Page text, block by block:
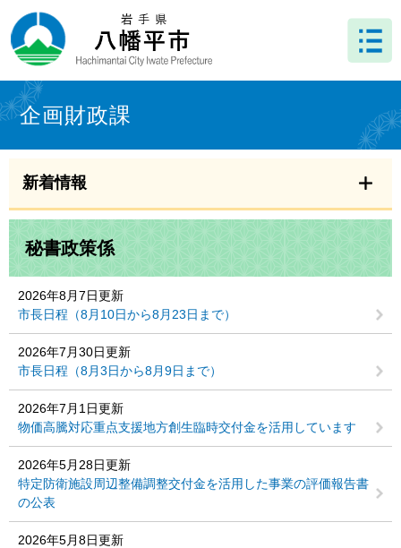
ー
ジ
先
頭
で
ニ
ュ
を
飛
ば
文 企画財政課
新着情報
秘書政策係
2026年8月7日更新
市長日程（8月10日から8月23日まで）
2026年7月30日更新
市長日程（8月3日から8月9日まで）
2026年7月1日更新
物価高騰対応重点支援地方創生臨時交付金を活用しています
2026年5月28日更新
特定防衛施設周辺整備調整交付金を活用した事業の評価報告書
の公表
2026年5月8日更新